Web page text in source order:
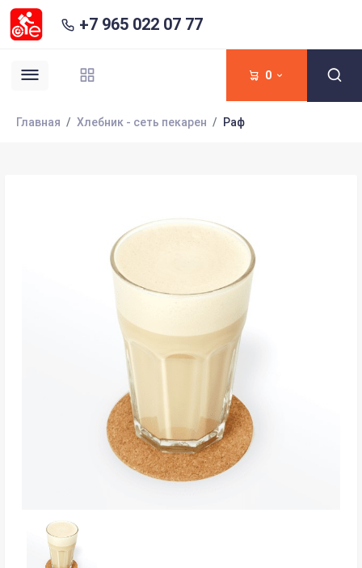
+7 965 022 07 77
0
Главная Хлебник - сеть пекарен Раф